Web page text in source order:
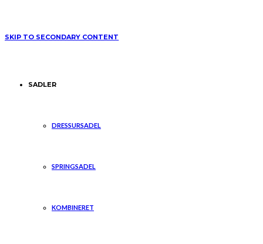
SKIP TO SECONDARY CONTENT
SADLER
DRESSURSADEL
SPRINGSADEL
KOMBINERET